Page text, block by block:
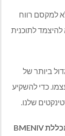
למקסם רווח
לתוכנית
ביותר של
כדי להשקיע
שלנו.
אחיעד יבדייב – מנטור ומלווה משקיעים במכללת BMENIV